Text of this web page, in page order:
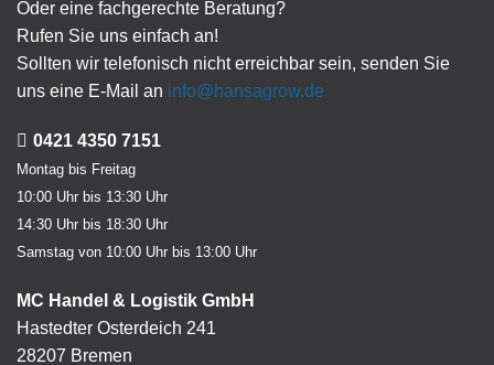
Oder eine fachgerechte Beratung?
Rufen Sie uns einfach an!
Sollten wir telefonisch nicht erreichbar sein, senden Sie
uns eine E-Mail an info@hansagrow.de
0421 4350 7151
Montag bis Freitag
10:00 Uhr bis 13:30 Uhr
14:30 Uhr bis 18:30 Uhr
Samstag von 10:00 Uhr bis 13:00 Uhr
MC Handel & Logistik GmbH
Hastedter Osterdeich 241
28207 Bremen